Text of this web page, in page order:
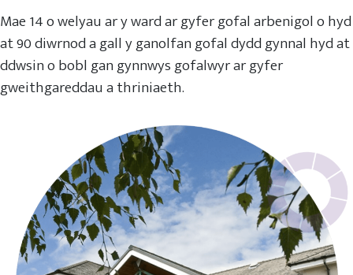
Mae 14 o welyau ar y ward ar gyfer gofal arbenigol o hyd
at 90 diwrnod a gall y ganolfan gofal dydd gynnal hyd at
ddwsin o bobl gan gynnwys gofalwyr ar gyfer
gweithgareddau a thriniaeth.